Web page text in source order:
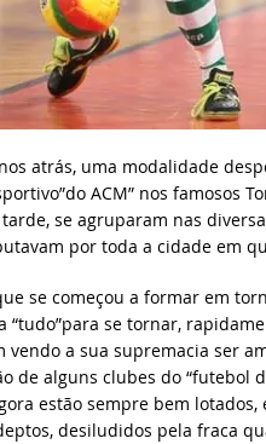
atrás, uma modalidade
ACM” nos famosos
se agruparam nas
por toda a cidade em
se começou a formar em
se tornar,
a sua supremacia ser
de alguns clubes do “futebol
estão sempre bem
desiludidos pela fraca